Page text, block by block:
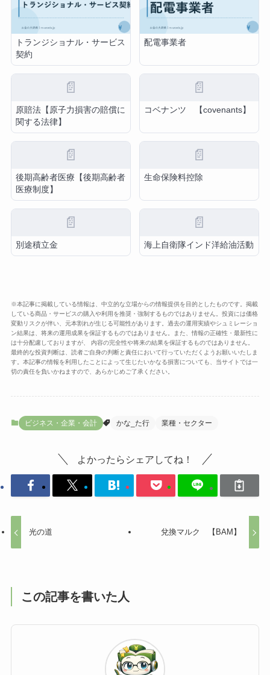
トランジショナル・サービス
契約
配電事業者
📄
原賠法【原子力損害の賠償に
関する法律】
📄
コベナンツ 【covenants】
📄
後期高齢者医療【後期高齢者
医療制度】
📄
生命保険料控除
📄
別途積立金
📄
海上自衛隊インド洋給油活動
※本記事に掲載している情報は、中立的な立場からの情報提供を目的としたものです。掲載
している商品・サービスの購入や利用を推奨・強制するものではありません。投資には価格
変動リスクが伴い、元本割れが生じる可能性があります。過去の運用実績やシュミレーショ
ン結果は、将来の運用成果を保証するものではありません。また、情報の正確性・最新性に
は十分配慮しておりますが、 内容の完全性や将来の結果を保証するものではありません。
最終的な投資判断は、読者ご自身の判断と責任において行っていただくようお願いいたしま
す。本記事の情報を利用したことによって生じたいかなる損害についても、当サイトでは一
切の責任を負いかねますので、あらかじめご了承ください。
ビジネス・企業・会計 かな_た行 業種・セクター
よかったらシェアしてね！
光の道 兌換マルク 【BAM】
この記事を書いた人